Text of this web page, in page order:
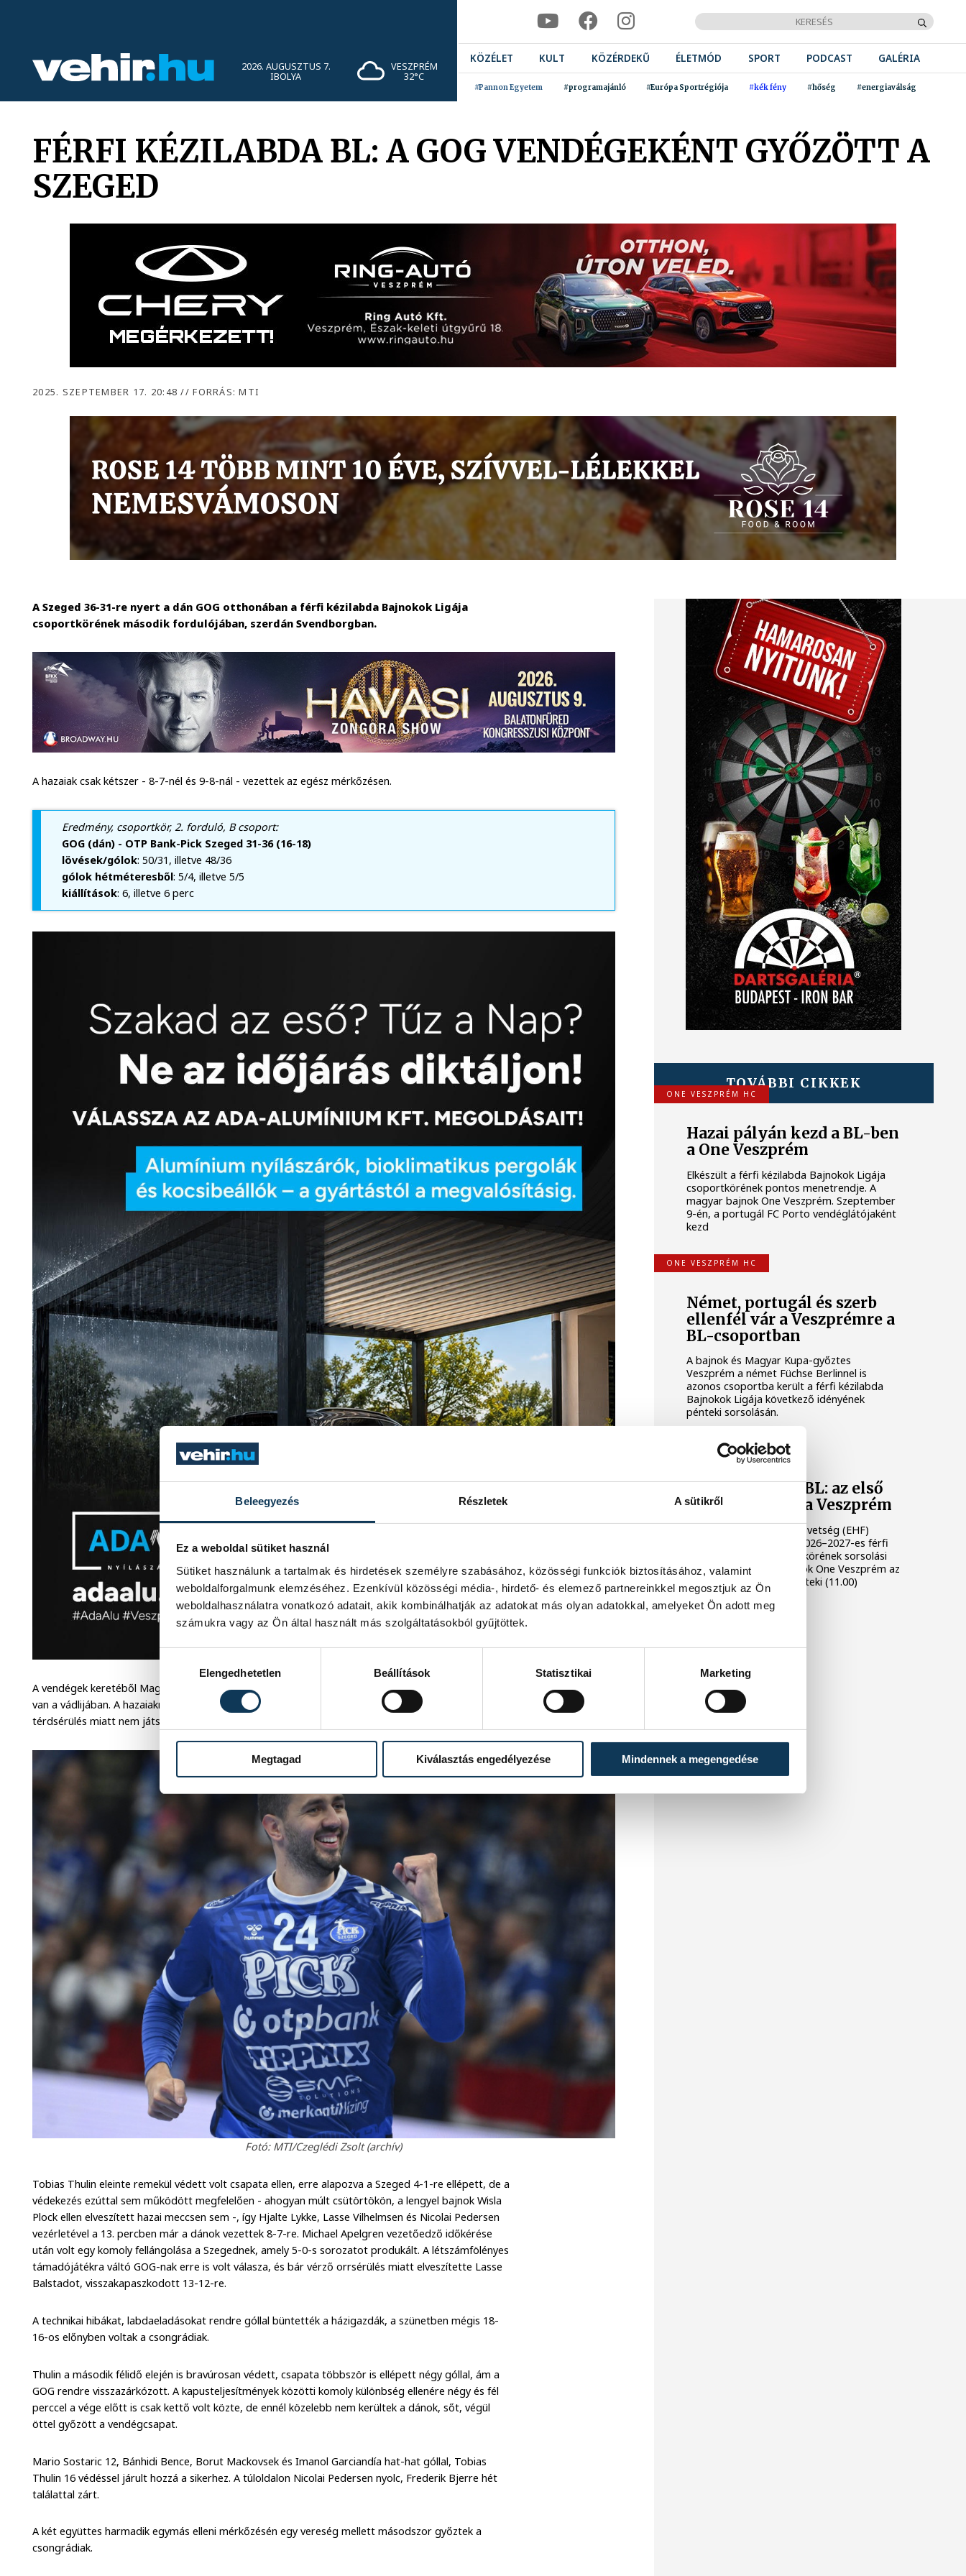
Beleegyezés Részletek A sütikről
Ez a weboldal sütiket használ
Sütiket használunk a tartalmak és hirdetések személyre szabásához, közösségi funkciók biztosításához, valamint
weboldalforgalmunk elemzéséhez. Ezenkívül közösségi média-, hirdető- és elemező partnereinkkel megosztjuk az Ön
weboldalhasználatra vonatkozó adatait, akik kombinálhatják az adatokat más olyan adatokkal, amelyeket Ön adott meg
számukra vagy az Ön által használt más szolgáltatásokból gyűjtöttek.
Elengedhetetlen
Beállítások Statisztikai Marketing
Megtagad Kiválasztás engedélyezése Mindennek a megengedése
2026. AUGUSZTUS 7.
IBOLYA
VESZPRÉM
32°C
KÖZÉLET KULT KÖZÉRDEKŰ ÉLETMÓD SPORT PODCAST GALÉRIA
#Pannon Egyetem #programajánló #Európa Sportrégiója #kék fény #hőség #energiaválság
FÉRFI KÉZILABDA BL: A GOG VENDÉGEKÉNT GYŐZÖTT A
SZEGED
2025. SZEPTEMBER 17. 20:48// FORRÁS: MTI
A Szeged 36-31-re nyert a dán GOG otthonában a férfi kézilabda Bajnokok Ligája
csoportkörének második fordulójában, szerdán Svendborgban.
A hazaiak csak kétszer - 8-7-nél és 9-8-nál - vezettek az egész mérkőzésen.
Eredmény, csoportkör, 2. forduló, B csoport:
GOG (dán) - OTP Bank-Pick Szeged 31-36 (16-18)
lövések/gólok: 50/31, illetve 48/36
gólok hétméteresből: 5/4, illetve 5/5
kiállítások: 6, illetve 6 perc
A vendégek keretéből Magnus Röd és Bodó Richárd hiányzott, utóbbinak részleges izomszakadás
van a vádlijában. A hazaiaknál Óli Mittún váll-, Frederik Petersen könyök-, Casper Käll pedig
térdsérülés miatt nem játszhatott.
Fotó: MTI/Czeglédi Zsolt (archív)
Tobias Thulin eleinte remekül védett volt csapata ellen, erre alapozva a Szeged 4-1-re ellépett, de a
védekezés ezúttal sem működött megfelelően - ahogyan múlt csütörtökön, a lengyel bajnok Wisla
Plock ellen elveszített hazai meccsen sem -, így Hjalte Lykke, Lasse Vilhelmsen és Nicolai Pedersen
vezérletével a 13. percben már a dánok vezettek 8-7-re. Michael Apelgren vezetőedző időkérése
után volt egy komoly fellángolása a Szegednek, amely 5-0-s sorozatot produkált. A létszámfölényes
támadójátékra váltó GOG-nak erre is volt válasza, és bár vérző orrsérülés miatt elveszítette Lasse
Balstadot, visszakapaszkodott 13-12-re.
A technikai hibákat, labdaeladásokat rendre góllal büntették a házigazdák, a szünetben mégis 18-
16-os előnyben voltak a csongrádiak.
Thulin a második félidő elején is bravúrosan védett, csapata többször is ellépett négy góllal, ám a
GOG rendre visszazárkózott. A kapusteljesítmények közötti komoly különbség ellenére négy és fél
perccel a vége előtt is csak kettő volt közte, de ennél közelebb nem kerültek a dánok, sőt, végül
öttel győzött a vendégcsapat.
Mario Sostaric 12, Bánhidi Bence, Borut Mackovsek és Imanol Garciandía hat-hat góllal, Tobias
Thulin 16 védéssel járult hozzá a sikerhez. A túloldalon Nicolai Pedersen nyolc, Frederik Bjerre hét
találattal zárt.
A két együttes harmadik egymás elleni mérkőzésén egy vereség mellett másodszor győztek a
csongrádiak.
TOVÁBBI CIKKEK
ONE VESZPRÉM HC
Hazai pályán kezd a BL-ben
a One Veszprém
Elkészült a férfi kézilabda Bajnokok Ligája
csoportkörének pontos menetrendje. A
magyar bajnok One Veszprém. Szeptember
9-én, a portugál FC Porto vendéglátójaként
kezd
ONE VESZPRÉM HC
Német, portugál és szerb
ellenfél vár a Veszprémre a
BL-csoportban
A bajnok és Magyar Kupa-győztes
Veszprém a német Füchse Berlinnel is
azonos csoportba került a férfi kézilabda
Bajnokok Ligája következő idényének
pénteki sorsolásán.
ONE VESZPRÉM HC
Férfi kézilabda BL: az első
kalapba került a Veszprém
Az Európai Kézilabda-szövetség (EHF)
nyilvánosságra hozta a 2026–2027-es férfi
Bajnokok Ligája csoportkörének sorsolási
kalapjait. A magyar bajnok One Veszprém az
első kalapból várja a pénteki (11.00)
sorsolást.